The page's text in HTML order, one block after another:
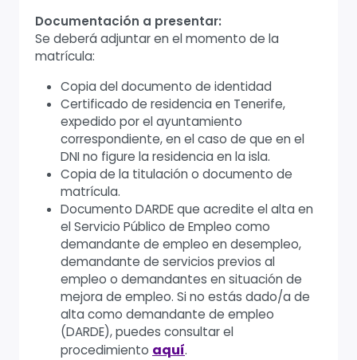
Documentación a presentar:
Se deberá adjuntar en el momento de la
matrícula:
Copia del documento de identidad
Certificado de residencia en Tenerife,
expedido por el ayuntamiento
correspondiente, en el caso de que en el
DNI no figure la residencia en la isla.
Copia de la titulación o documento de
matrícula.
Documento DARDE que acredite el alta en
el Servicio Público de Empleo como
demandante de empleo en desempleo,
demandante de servicios previos al
empleo o demandantes en situación de
mejora de empleo. Si no estás dado/a de
alta como demandante de empleo
(DARDE), puedes consultar el
procedimiento aquí.